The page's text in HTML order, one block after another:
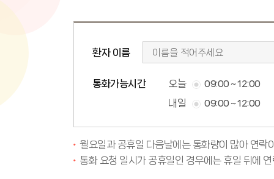
환자 이름
통화가능시간 오늘 09:00 ~ 12:00
내일 09:00 ~ 12:00
월요일과 공휴일 다음날에는 통화량이 많아 연락
통화 요청 일시가 공휴일인 경우에는 휴일 뒤에